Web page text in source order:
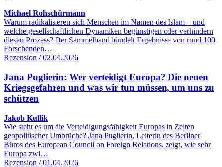
Michael Rohschürmann
Warum radikalisieren sich Menschen im Namen des Islam – und
welche gesellschaftlichen Dynamiken begünstigen oder verhindern
diesen Prozess? Der Sammelband bündelt Ergebnisse von rund 100
Forschenden…
Rezension / 02.04.2026
Jana Puglierin: Wer verteidigt Europa? Die neuen
Kriegsgefahren und was wir tun müssen, um uns zu
schützen
Jakob Kullik
Wie steht es um die Verteidigungsfähigkeit Europas in Zeiten
geopolitischer Umbrüche? Jana Puglierin, Leiterin des Berliner
Büros des European Council on Foreign Relations, zeigt, wie sehr
Europa zwi…
Rezension / 01.04.2026